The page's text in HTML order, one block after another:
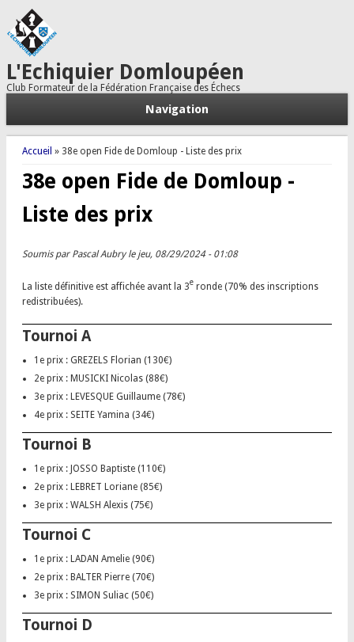
L'Echiquier Domloupéen
Club Formateur de la Fédération Française des Échecs
Navigation
Vous êtes ici
Accueil » 38e open Fide de Domloup - Liste des prix
38e open Fide de Domloup -
Liste des prix
Soumis par Pascal Aubryle jeu, 08/29/2024 - 01:08
La liste définitive est affichée avant la 3eronde (70% des inscriptions
redistribuées).
Tournoi A
1e prix : GREZELS Florian (130€)
2e prix : MUSICKI Nicolas (88€)
3e prix : LEVESQUE Guillaume (78€)
4e prix : SEITE Yamina (34€)
Tournoi B
1e prix : JOSSO Baptiste (110€)
2e prix : LEBRET Loriane (85€)
3e prix : WALSH Alexis (75€)
Tournoi C
1e prix : LADAN Amelie (90€)
2e prix : BALTER Pierre (70€)
3e prix : SIMON Suliac (50€)
Tournoi D